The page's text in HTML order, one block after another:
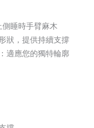
睡時手臂麻木
狀，提供持續支撐
適應您的獨特輪廓